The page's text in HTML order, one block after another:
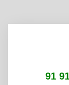
الرقم الاخضر لجماعة بني انصار 91 91